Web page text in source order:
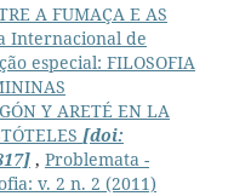
A FUMAÇA E AS
Internacional de
especial: FILOSOFIA
Y ARETÉ EN LA
[doi:
, Problemata -
v. 2 n. 2 (2011)